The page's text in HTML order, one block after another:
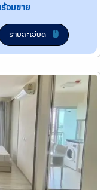
อมขาย
รายละเอียด